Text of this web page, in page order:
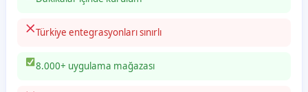
Türkiye entegrasyonları sınırlı
8.000+ uygulama mağazası